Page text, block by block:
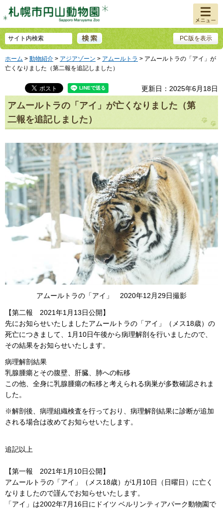
PC版を表示
メニュ
ー
ホーム > 動物紹介 > アジアゾーン > アムールトラ > アムールトラの「アイ」が
亡くなりました（第二報を追記しました）
更新日：2025年6月18日
アムールトラの「アイ」が亡くなりました（第
二報を追記しました）
アムールトラの「アイ」 2020年12月29日撮影
【第二報 2021年1月13日公開】
先にお知らせいたしましたアムールトラの「アイ」（メス18歳）の
死亡につきまして、1月10日午後から病理解剖を行いましたので、
その結果をお知らせいたします。
病理解剖結果
乳腺腫瘍とその腹壁、肝臓、肺への転移
この他、全身に乳腺腫瘍の転移と考えられる病巣が多数確認されま
した。
※解剖後、病理組織検査を行っており、病理解剖結果に診断が追加
される場合は改めてお知らせいたします。
追記以上
【第一報 2021年1月10日公開】
アムールトラの「アイ」（メス18歳）が1月10日（日曜日）に亡く
なりましたので謹んでお知らせいたします。
「アイ」は2002年7月16日にドイツ ベルリンティアパーク動物園で